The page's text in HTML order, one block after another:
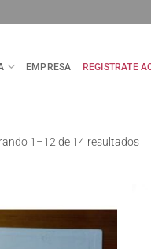
EMPRESA REGISTRATE
1–12 de 14 resultados